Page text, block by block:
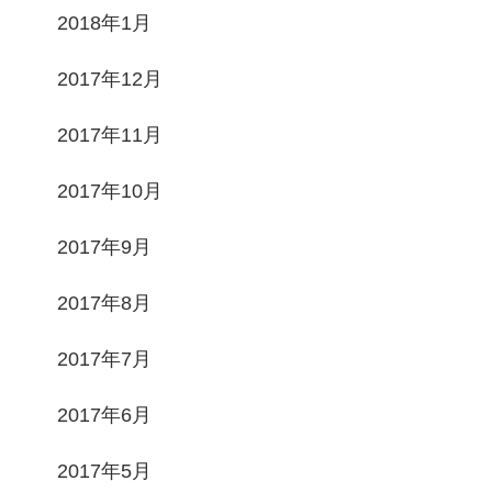
2018年1月
2017年12月
2017年11月
2017年10月
2017年9月
2017年8月
2017年7月
2017年6月
2017年5月